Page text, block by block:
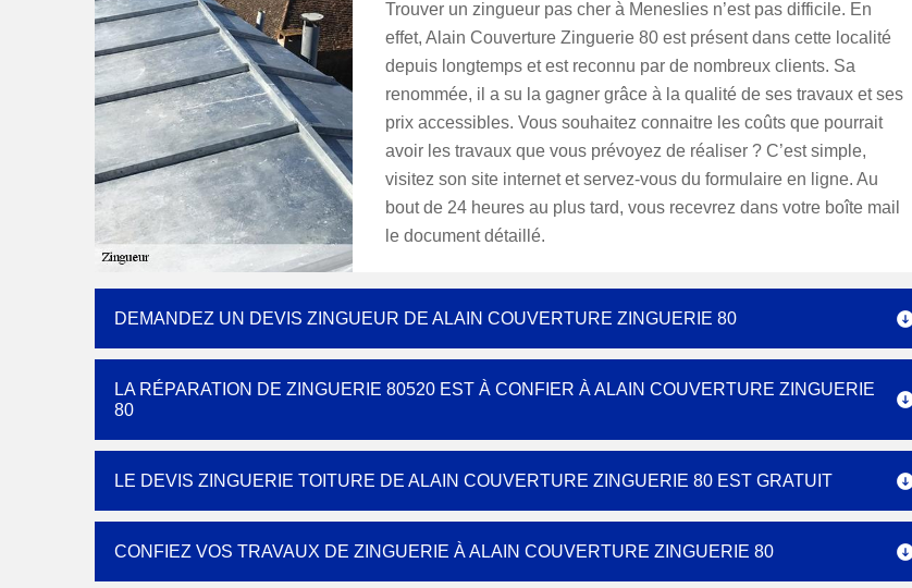
Trouver un zingueur pas cher à Meneslies n’est pas difficile. En
effet, Alain Couverture Zinguerie 80 est présent dans cette localité
depuis longtemps et est reconnu par de nombreux clients. Sa
renommée, il a su la gagner grâce à la qualité de ses travaux et ses
prix accessibles. Vous souhaitez connaitre les coûts que pourrait
avoir les travaux que vous prévoyez de réaliser ? C’est simple,
visitez son site internet et servez-vous du formulaire en ligne. Au
bout de 24 heures au plus tard, vous recevrez dans votre boîte mail
le document détaillé.
DEMANDEZ UN DEVIS ZINGUEUR DE ALAIN COUVERTURE ZINGUERIE 80
LA RÉPARATION DE ZINGUERIE 80520 EST À CONFIER À ALAIN COUVERTURE ZINGUERIE
80
LE DEVIS ZINGUERIE TOITURE DE ALAIN COUVERTURE ZINGUERIE 80 EST GRATUIT
CONFIEZ VOS TRAVAUX DE ZINGUERIE À ALAIN COUVERTURE ZINGUERIE 80